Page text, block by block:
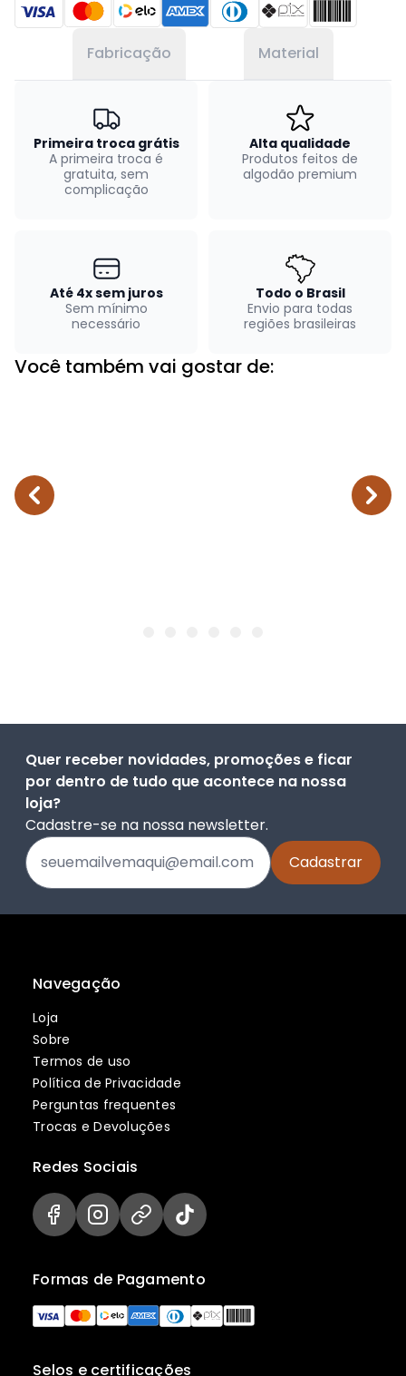
Fabricação Material
Primeira troca grátis
A primeira troca é
gratuita, sem
complicação
Alta qualidade
Produtos feitos de
algodão premium
Até 4x sem juros
Sem mínimo
necessário
Todo o Brasil
Envio para todas
regiões brasileiras
Você também vai gostar de:
Quer receber novidades, promoções e ficar
por dentro de tudo que acontece na nossa
loja?
Cadastre-se na nossa newsletter.
Navegação
Loja
Sobre
Termos de uso
Política de Privacidade
Perguntas frequentes
Trocas e Devoluções
Selos e certificações
Formas de Pagamento
Redes Sociais